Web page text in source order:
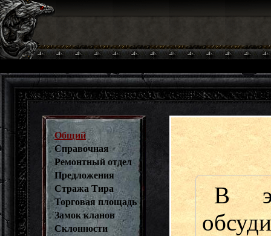
Общий
Справочная
Ремонтный отдел
Предложения
Стража Тира
Торговая площадь
Замок кланов
Склонности
В